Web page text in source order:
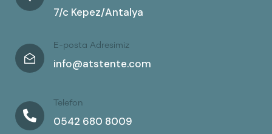
7/c Kepez/Antalya
E-posta Adresimiz
info@atstente.com
Telefon
0542 680 8009